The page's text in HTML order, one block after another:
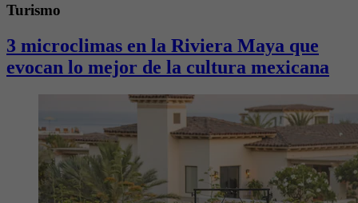
Turismo
3 microclimas en la Riviera Maya que
evocan lo mejor de la cultura mexicana